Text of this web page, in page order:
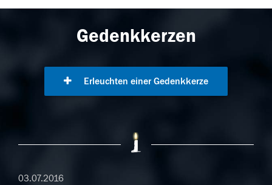
Gedenkkerzen
Erleuchten einer Gedenkkerze
03.07.2016